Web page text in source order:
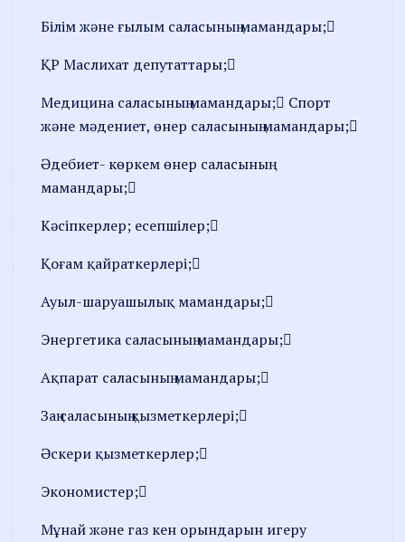
Білім және ғылым саласының мамандары;
ҚР Маслихат депутаттары;
Медицина саласының мамандары; Спорт
және мәдениет, өнер саласының мамандары;
Әдебиет- көркем өнер саласының
мамандары;
Кәсіпкерлер; есепшілер;
Қоғам қайраткерлері;
Ауыл-шаруашылық мамандары;
Энергетика саласының мамандары;
Ақпарат саласының мамандары;
Заң саласының қызметкерлері;
Әскери қызметкерлер;
Экономистер;
Мұнай және газ кен орындарын игеру